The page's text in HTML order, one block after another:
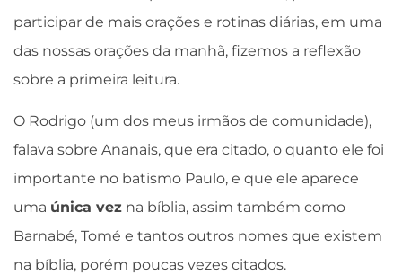
participar de mais orações e rotinas diárias, em uma
das nossas orações da manhã, fizemos a reflexão
sobre a primeira leitura.
O Rodrigo (um dos meus irmãos de comunidade),
falava sobre Ananais, que era citado, o quanto ele foi
importante no batismo Paulo, e que ele aparece
uma única vez na bíblia, assim também como
Barnabé, Tomé e tantos outros nomes que existem
na bíblia, porém poucas vezes citados.